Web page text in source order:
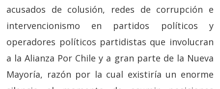
acusados de colusión, redes de corrupción e
intervencionismo en partidos políticos y
operadores políticos partidistas que involucran
a la Alianza Por Chile y a gran parte de la Nueva
Mayoría, razón por la cual existiría un enorme